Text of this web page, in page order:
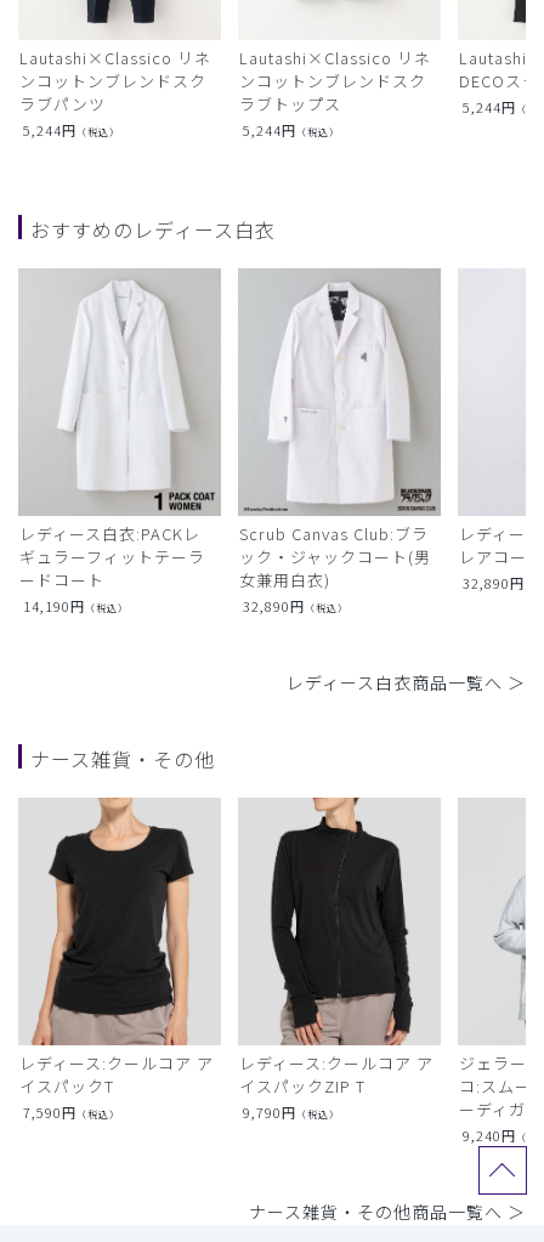
Lautashi×Classico リネ
ンコットンブレンドスク
ラブパンツ
5,244円 （税込）
Lautashi×Classico リネ
ンコットンブレンドスク
ラブトップス
5,244円 （税込）
DECOス
5,244円 （税
おすすめのレディース白衣
レディース白衣:PACKレ
ギュラーフィットテーラ
ードコート
14,190円 （税込）
Scrub Canvas Club:ブラ
ック・ジャックコート(男
女兼用白衣)
32,890円 （税込）
レディー
レアコート
32,890円
レディース白衣商品一覧へ ＞
ナース雑貨・その他
レディース:クールコア ア
イスパックT
7,590円 （税込）
レディース:クールコア ア
イスパックZIP T
9,790円 （税込）
ジェラー
コ:スムー
ーディガン
9,240円 （税
ナース雑貨・その他商品一覧へ ＞